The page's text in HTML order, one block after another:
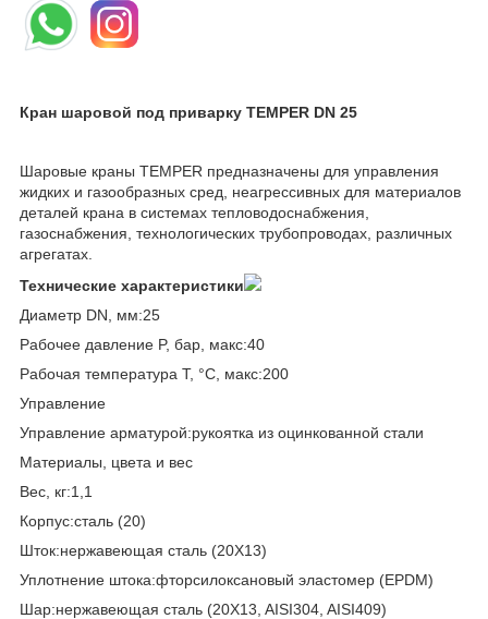
Кран шаровой под приварку TEMPER DN 25
Шаровые краны TEMPER предназначены для управления
жидких и газообразных сред, неагрессивных для материалов
деталей крана в системах тепловодоснабжения,
газоснабжения, технологических трубопроводах, различных
агрегатах.
Технические характеристики
Диаметр DN, мм:25
Рабочее давление P, бар, макс:40
Рабочая температура T, °C, макс:200
Управление
Управление арматурой:рукоятка из оцинкованной стали
Материалы, цвета и вес
Вес, кг:1,1
Корпус:сталь (20)
Шток:нержавеющая сталь (20Х13)
Уплотнение штока:фторсилоксановый эластомер (EPDM)
Шар:нержавеющая сталь (20X13, AISI304, AISI409)